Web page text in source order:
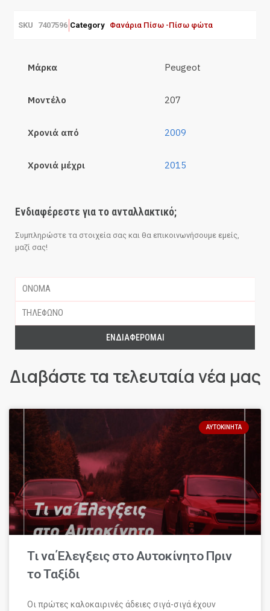
SKU 7407596 Category Φανάρια Πίσω -Πίσω φώτα
Μάρκα Peugeot
Μοντέλο 207
Χρονιά από 2009
Χρονιά μέχρι 2015
Ενδιαφέρεστε για το ανταλλακτικό;
Συμπληρώστε τα στοιχεία σας και θα επικοινωνήσουμε εμείς,
μαζί σας!
ΕΝΔΙΑΦΈΡΟΜΑΙ
Διαβάστε τα τελευταία νέα μας
ΑΥΤΟΚΊΝΗΤΑ
Τι να Έλεγξεις στο Αυτοκίνητο Πριν
το Ταξίδι
Οι πρώτες καλοκαιρινές άδειες σιγά-σιγά έχουν